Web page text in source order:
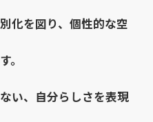
化を図り、個性的な空
。
い、自分らしさを表現